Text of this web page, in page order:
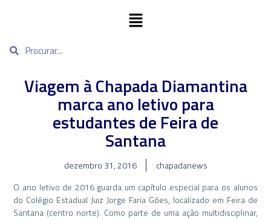
Viagem à Chapada Diamantina
marca ano letivo para
estudantes de Feira de
Santana
dezembro 31, 2016
chapadanews
O ano letivo de 2016 guarda um capítulo especial para os alunos
do Colégio Estadual Juiz Jorge Faria Góes, localizado em Feira de
Santana (centro norte). Como parte de uma ação multidisciplinar,